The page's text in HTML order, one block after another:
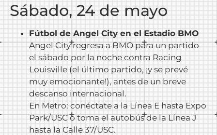
Sábado, 24 de mayo
Fútbol de Angel City en el Estadio BMO
Angel City regresa a BMO para un partido
el sábado por la noche contra Racing
Louisville (el último partido, ¡y se prevé
muy emocionante!), antes de un breve
descanso internacional.
En Metro: conéctate a la Línea E hasta Expo
Park/USC o toma el autobús de la Línea J
hasta la Calle 37/USC.